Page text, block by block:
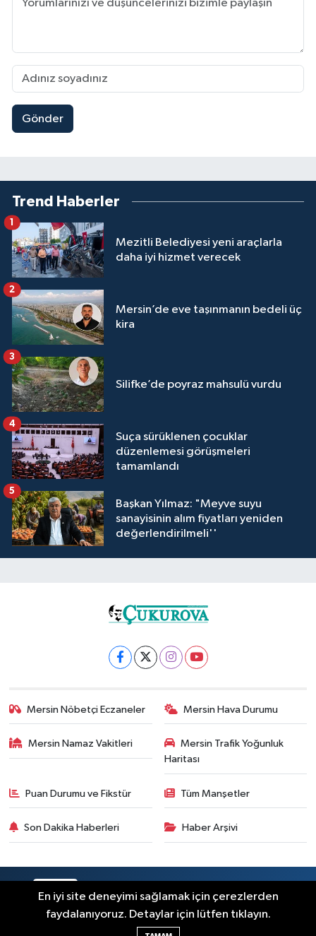
Gönder
Trend Haberler
Mezitli Belediyesi yeni araçlarla
daha iyi hizmet verecek
1
Mersin’de eve taşınmanın bedeli üç
kira
2
Silifke’de poyraz mahsulü vurdu
3
Suça sürüklenen çocuklar
düzenlemesi görüşmeleri
tamamlandı
4
Başkan Yılmaz: "Meyve suyu
sanayisinin alım fiyatları yeniden
değerlendirilmeli''
5
Mersin Nöbetçi Eczaneler Mersin Hava Durumu
Mersin Namaz Vakitleri
Mersin Trafik Yoğunluk
Haritası
Puan Durumu ve Fikstür Tüm Manşetler
Son Dakika Haberleri Haber Arşivi
Haber Yazılımı:
En iyi site deneyimi sağlamak için çerezlerden
faydalanıyoruz. Detaylar için lütfen tıklayın.